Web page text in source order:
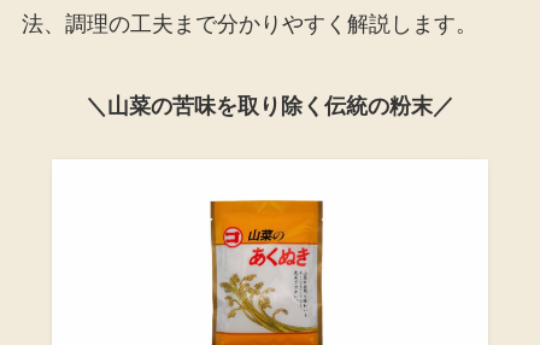
法、調理の工夫まで分かりやすく解説します。
＼山菜の苦味を取り除く伝統の粉末／